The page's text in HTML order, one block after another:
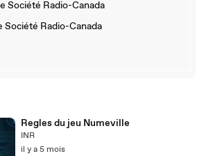
Société Radio-Canada
Société Radio-Canada
Regles du jeu Numeville
INR
il y a 5 mois